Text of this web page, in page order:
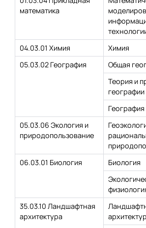
математика
04.03.01 Химия Химия
05.03.02 География
Общая
Теория и
географии
География
05.03.06 Экология и
природопользование
06.03.01 Биология Биология
35.03.10 Ландшафтная
архитектура